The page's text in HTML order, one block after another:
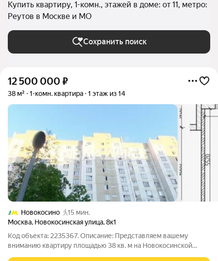
Купить квартиру, 1-комн., этажей в доме: от 11, метро:
Реутов в Москве и МО
Сохранить поиск
12 500 000 ₽
38 м² 1-комн. квартира 1 этаж из 14
Новокосино
15 мин.
Москва, Новокосинская улица,8к1
Код объекта: 2235367. Описание: Представляем вашему
вниманию квартиру площадью 38 кв. м на Новокосинской